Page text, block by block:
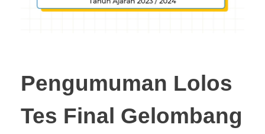
Pengumuman Lolos
Tes Final Gelombang